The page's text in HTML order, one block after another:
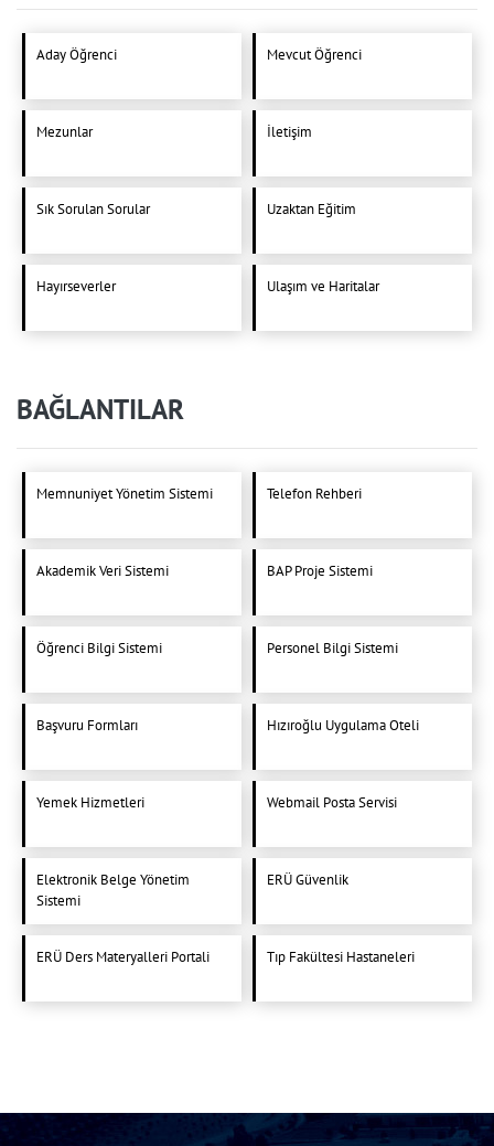
Aday Öğrenci Mevcut Öğrenci
Mezunlar İletişim
Sık Sorulan Sorular Uzaktan Eğitim
Hayırseverler Ulaşım ve Haritalar
BAĞLANTILAR
Memnuniyet Yönetim Sistemi Telefon Rehberi
Akademik Veri Sistemi BAP Proje Sistemi
Öğrenci Bilgi Sistemi Personel Bilgi Sistemi
Başvuru Formları Hızıroğlu Uygulama Oteli
Yemek Hizmetleri Webmail Posta Servisi
Elektronik Belge Yönetim
Sistemi
ERÜ Güvenlik
ERÜ Ders Materyalleri Portali Tıp Fakültesi Hastaneleri